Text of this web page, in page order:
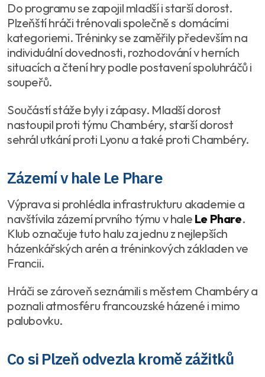
Do programu se zapojil mladší i starší dorost.
Plzeňští hráči trénovali společně s domácími
kategoriemi. Tréninky se zaměřily především na
individuální dovednosti, rozhodování v herních
situacích a čtení hry podle postavení spoluhráčů i
soupeřů.
Součástí stáže byly i zápasy. Mladší dorost
nastoupil proti týmu Chambéry, starší dorost
sehrál utkání proti Lyonu a také proti Chambéry.
Zázemí v hale Le Phare
Výprava si prohlédla infrastrukturu akademie a
navštívila zázemí prvního týmu v hale Le Phare.
Klub označuje tuto halu za jednu z nejlepších
házenkářských arén a tréninkových základen ve
Francii.
Hráči se zároveň seznámili s městem Chambéry a
poznali atmosféru francouzské házené i mimo
palubovku.
Co si Plzeň odvezla kromě zážitků